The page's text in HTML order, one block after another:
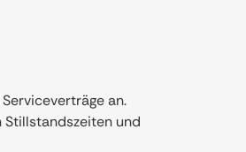
an.
Stillstandszeiten und